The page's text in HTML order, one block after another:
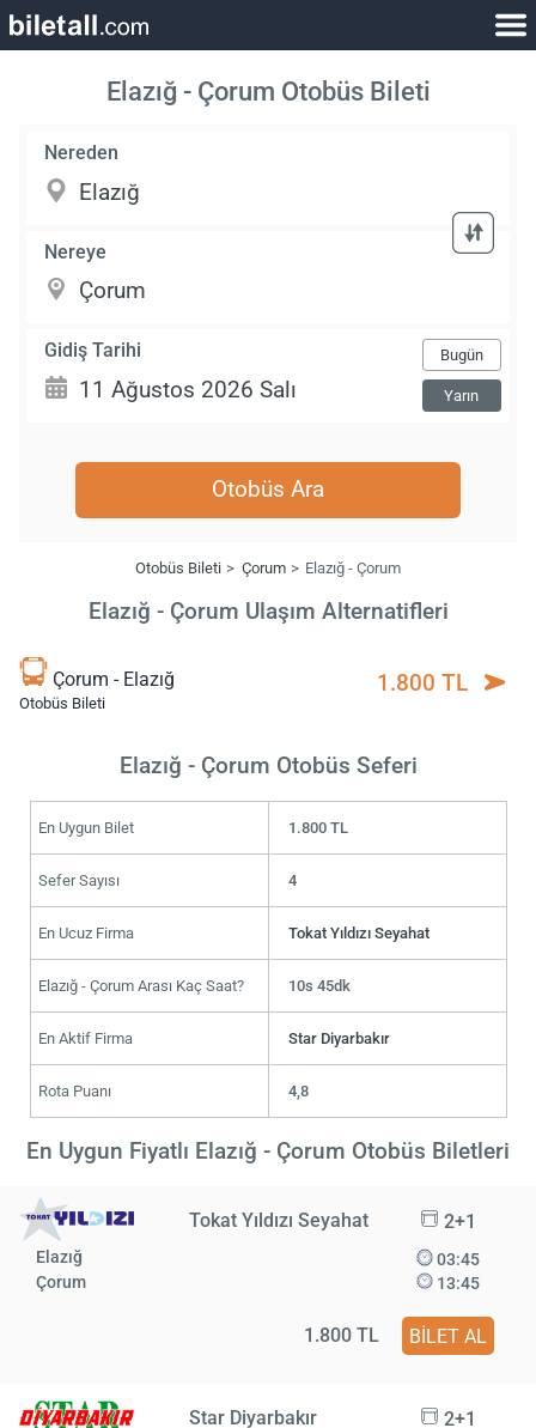
Elazığ - Çorum Otobüs Bileti
Nereden
Nereye
Gidiş Tarihi Bugün
Yarın
Otobüs Ara
Otobüs Bileti Çorum Elazığ - Çorum
Elazığ - Çorum Ulaşım Alternatifleri
Çorum - Elazığ
Otobüs Bileti
1.800 TL
Elazığ - Çorum Otobüs Seferi
En Uygun Bilet 1.800 TL
Sefer Sayısı 4
En Ucuz Firma Tokat Yıldızı Seyahat
Elazığ - Çorum Arası Kaç Saat? 10s 45dk
En Aktif Firma Star Diyarbakır
Rota Puanı 4,8
En Uygun Fiyatlı Elazığ - Çorum Otobüs Biletleri
Tokat Yıldızı Seyahat 2+1
Elazığ
Çorum
03:45
13:45
1.800 TL BİLET AL
Star Diyarbakır 2+1